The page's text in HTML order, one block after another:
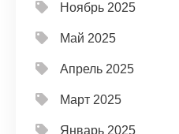
Ноябрь 2025
Май 2025
Апрель 2025
Март 2025
Январь 2025